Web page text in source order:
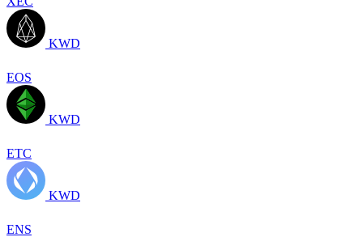
KWD
EOS
KWD
ETC
KWD
ENS